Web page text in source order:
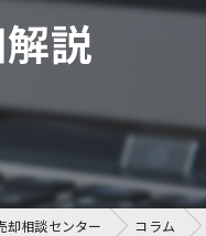
戸建て
収益物件
説
却相談センター コラム